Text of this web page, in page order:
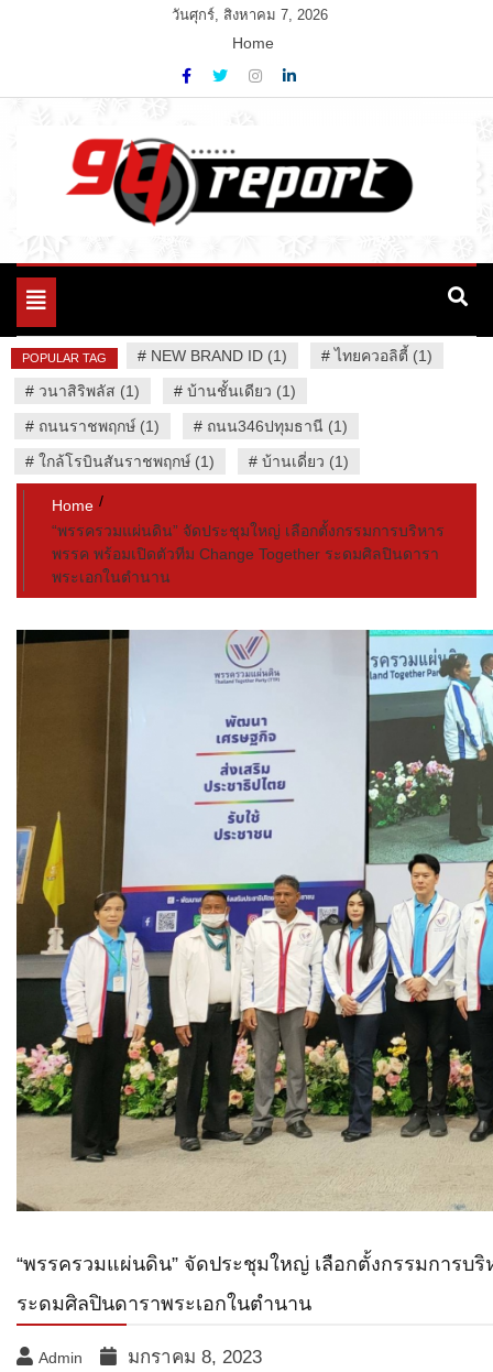
วันศุกร์, สิงหาคม 7, 2026
Home
94 Report.com
Variety News
Toggle
POPULAR TAG # NEW BRAND ID (1) #ไทยควอลิตี้ (1)
# วนาสิริพลัส (1) # บ้านชั้นเดียว (1)
# ถนนราชพฤกษ์ (1) # ถนน346ปทุมธานี (1)
# ใกล้โรบินสันราชพฤกษ์ (1) # บ้านเดี่ยว (1)
Home
“พรรครวมแผ่นดิน” จัดประชุมใหญ่ เลือกตั้งกรรมการบริหาร
พรรค พร้อมเปิดตัวทีม Change Together ระดมศิลปินดารา
พระเอกในตำนาน
“พรรครวมแผ่นดิน” จัดประชุมใหญ่ เลือกตั้งกรรมการบ
ระดมศิลปินดาราพระเอกในตำนาน
Admin มกราคม 8, 2023